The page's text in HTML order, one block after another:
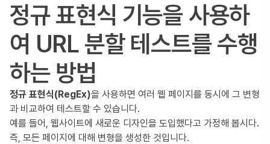
정규 표현식 기능을 사용하
여 URL 분할 테스트를 수행
하는 방법
정규 표현식(RegEx)을 사용하면 여러 웹 페이지를 동시에 그 변형
과 비교하여 테스트할 수 있습니다.
예를 들어, 웹사이트에 새로운 디자인을 도입했다고 가정해 봅시다.
즉, 모든 페이지에 대해 변형을 생성한 것입니다.